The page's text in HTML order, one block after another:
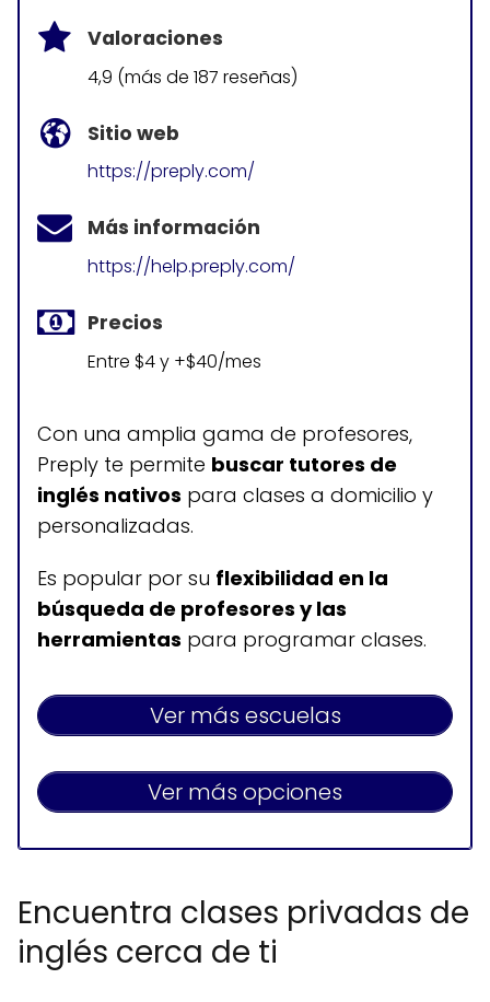
Valoraciones
4,9 (más de 187 reseñas)
Sitio web
https://preply.com/
Más información
https://help.preply.com/
Precios
Entre $4 y +$40/mes
Con una amplia gama de profesores,
Preply te permite buscar tutores de
inglés nativos para clases a domicilio y
personalizadas.
Es popular por su flexibilidad en la
búsqueda de profesores y las
herramientas para programar clases.
Ver más escuelas
Ver más opciones
Encuentra clases privadas de
inglés cerca de ti